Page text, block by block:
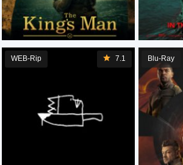
Blu-Ray
7.1
WEB-Rip